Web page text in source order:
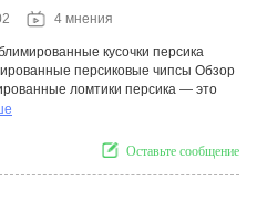
4 мнения
кусочки персика
персиковые чипсы Обзор
ломтики персика — это
Оставьте сообщение